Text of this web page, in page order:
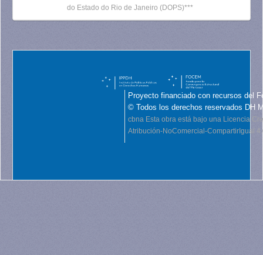
do Estado do Rio de Janeiro (DOPS)***
Proyecto financiado con recursos del
© Todos los derechos reservados DH
cbna Esta obra está bajo una Licencia
Atribución-NoComercial-CompartirIgual